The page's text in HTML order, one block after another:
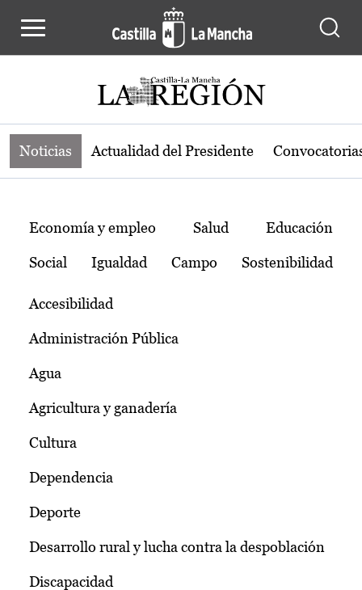
Noticias de la región de Castilla-La
Noticias Actualidad del Presidente
Temas
Economía y empleo Salud Educación
Social Igualdad Campo Sostenibilidad
Accesibilidad
Administración Pública
Agua
Agricultura y ganadería
Cultura
Dependencia
Deporte
Desarrollo rural y lucha contra la despoblación
Discapacidad